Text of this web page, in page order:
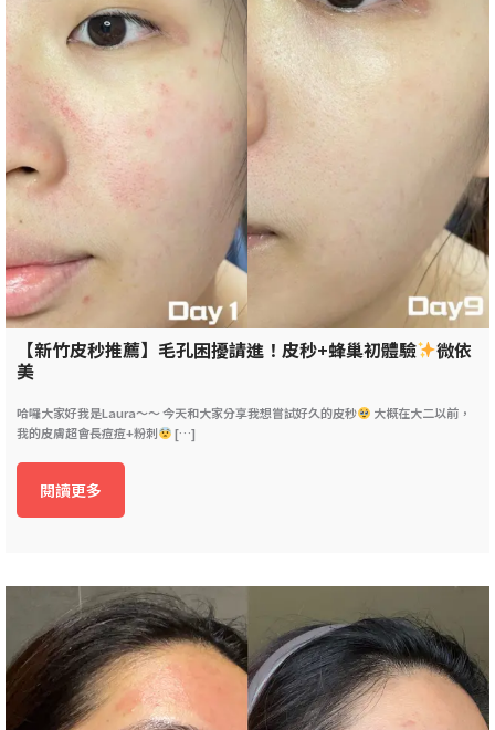
【新竹皮秒推薦】毛孔困擾請進！皮秒+蜂巢初體驗 微依
美
哈囉大家好我是Laura～～ 今天和大家分享我想嘗試好久的皮秒
大概在大二以前，
我的皮膚超會長痘痘+粉刺
[…]
閱讀更多